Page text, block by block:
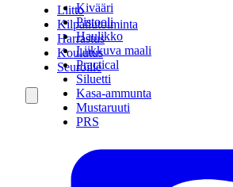
Kivääri
Pistooli
Haulikko
Liikkuva maali
Practical
Siluetti
Kasa-ammunta
Mustaruuti
PRS
Liitto
Kilpailutoiminta
Harrastus
Koulutus
Seuroille